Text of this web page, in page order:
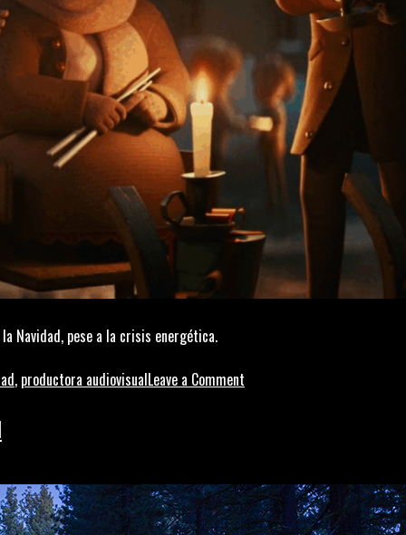
Navidad, pese a la crisis energética.
, productora audiovisualLeave a Comment
alude
a